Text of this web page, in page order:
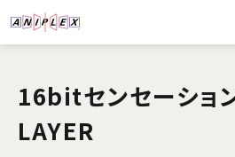
16bitセンセーショ
LAYER